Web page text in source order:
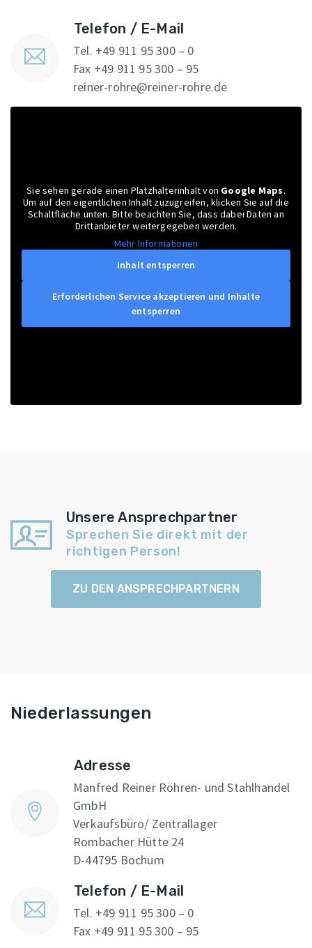
Telefon / E-Mail
Tel. +49 911 95 300 – 0
Fax +49 911 95 300 – 95
reiner-rohre@reiner-rohre.de
Sie sehen gerade einen Platzhalterinhalt von Google Maps.
Um auf den eigentlichen Inhalt zuzugreifen, klicken Sie auf die
Schaltfläche unten. Bitte beachten Sie, dass dabei Daten an
Drittanbieter weitergegeben werden.
Mehr Informationen
Inhalt entsperren
Erforderlichen Service akzeptieren und Inhalte
entsperren
Unsere Ansprechpartner
Sprechen Sie direkt mit der
richtigen Person!
ZU DEN ANSPRECHPARTNERN
Niederlassungen
Adresse
Manfred Reiner Röhren- und Stahlhandel
GmbH
Verkaufsbüro/ Zentrallager
Rombacher Hütte 24
D-44795 Bochum
Telefon / E-Mail
Tel. +49 911 95 300 – 0
Fax +49 911 95 300 – 95